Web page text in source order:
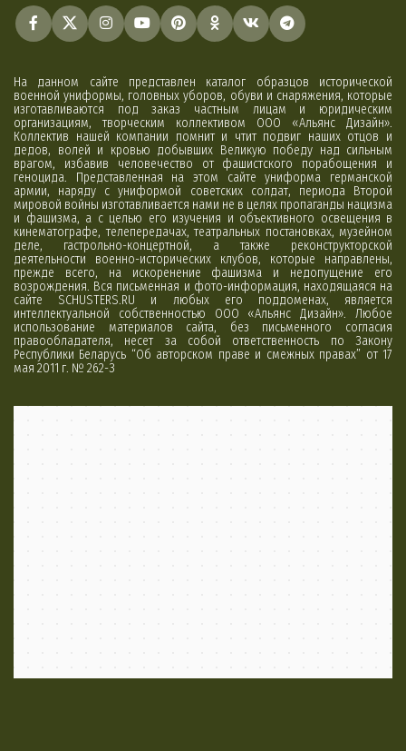
На данном сайте представлен каталог образцов исторической
военной униформы, головных уборов, обуви и снаряжения, которые
изготавливаются под заказ частным лицам и юридическим
организациям, творческим коллективом ООО «Альянс Дизайн».
Коллектив нашей компании помнит и чтит подвиг наших отцов и
дедов, волей и кровью добывших Великую победу над сильным
врагом, избавив человечество от фашистского порабощения и
геноцида. Представленная на этом сайте униформа германской
армии, наряду с униформой советских солдат, периода Второй
мировой войны изготавливается нами не в целях пропаганды нацизма
и фашизма, а с целью его изучения и объективного освещения в
кинематографе, телепередачах, театральных постановках, музейном
деле, гастрольно-концертной, а также реконструкторской
деятельности военно-исторических клубов, которые направлены,
прежде всего, на искоренение фашизма и недопущение его
возрождения. Вся письменная и фото-информация, находящаяся на
сайте SCHUSTERS.RU и любых его поддоменах, является
интеллектуальной собственностью ООО «Альянс Дизайн». Любое
использование материалов сайта, без письменного согласия
правообладателя, несет за собой ответственность по Закону
Республики Беларусь “Об авторском праве и смежных правах” от 17
мая 2011 г. № 262-З